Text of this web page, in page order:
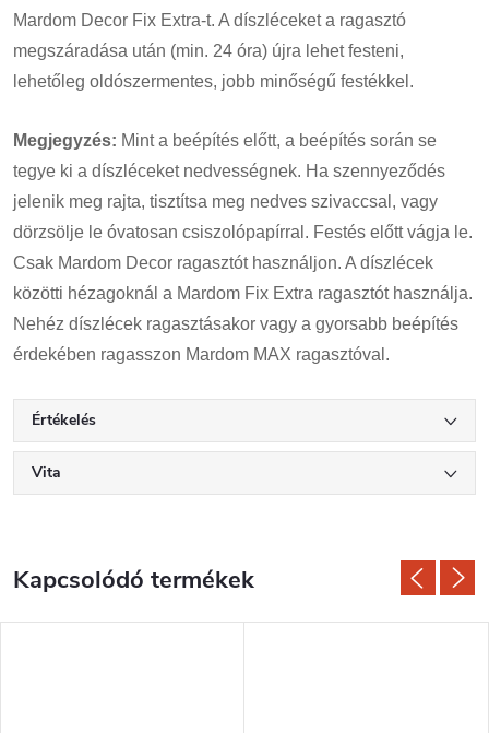
Mardom Decor Fix Extra-t. A díszléceket a ragasztó
megszáradása után (min. 24 óra) újra lehet festeni,
lehetőleg oldószermentes, jobb minőségű festékkel.
Megjegyzés: Mint a beépítés előtt, a beépítés során se
tegye ki a díszléceket nedvességnek. Ha szennyeződés
jelenik meg rajta, tisztítsa meg nedves szivaccsal, vagy
dörzsölje le óvatosan csiszolópapírral. Festés előtt vágja le.
Csak Mardom Decor ragasztót használjon. A díszlécek
közötti hézagoknál a Mardom Fix Extra ragasztót használja.
Nehéz díszlécek ragasztásakor vagy a gyorsabb beépítés
érdekében ragasszon Mardom MAX ragasztóval.
Értékelés
Vita
Kapcsolódó termékek